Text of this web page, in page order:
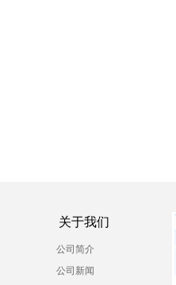
关于我们
公司简介
公司新闻